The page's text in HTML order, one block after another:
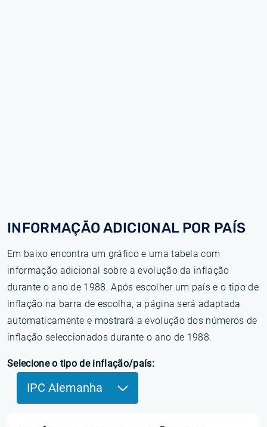
INFORMAÇÃO ADICIONAL POR PAÍS
Em baixo encontra um gráfico e uma tabela com
informação adicional sobre a evolução da inflação
durante o ano de 1988. Após escolher um país e o tipo de
inflação na barra de escolha, a página será adaptada
automaticamente e mostrará a evolução dos números de
inflação seleccionados durante o ano de 1988.
Selecione o tipo de inflação/país:
IPC Alemanha